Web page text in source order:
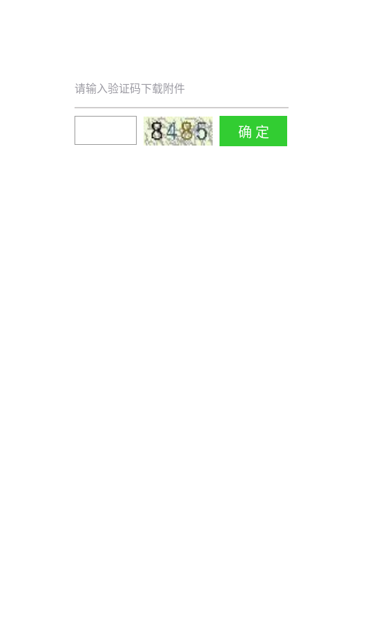
请输入验证码下载附件